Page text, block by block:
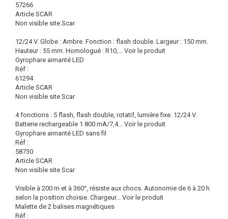
57266
Article SCAR
Non visible site Scar
12/24 V. Globe : Ambre. Fonction : flash double. Largeur : 150 mm.
Hauteur : 55 mm. Homologué : R10,...
Voir le produit
Gyrophare aimanté LED
Réf :
61294
Article SCAR
Non visible site Scar
4 fonctions : 5 flash, flash double, rotatif, lumière fixe. 12/24 V.
Batterie rechargeable 1 800 mA/7,4...
Voir le produit
Gyrophare aimanté LED sans fil
Réf :
58730
Article SCAR
Non visible site Scar
Visible à 200 m et à 360°, résiste aux chocs. Autonomie de 6 à 20 h
selon la position choisie. Chargeur...
Voir le produit
Malette de 2 balises magnétiques
Réf :